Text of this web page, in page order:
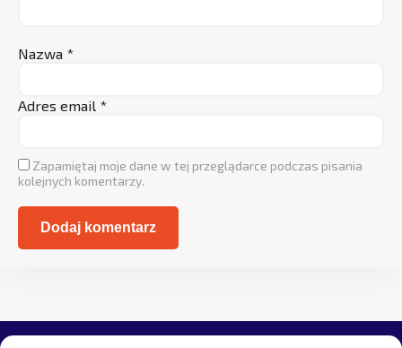
Nazwa *
Adres email *
Zapamiętaj moje dane w tej przeglądarce podczas pisania
kolejnych komentarzy.